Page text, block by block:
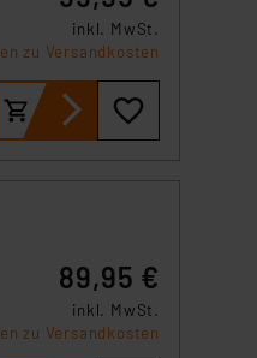
inkl. MwSt.
zu Versandkosten
89,95 €
inkl. MwSt.
zu Versandkosten